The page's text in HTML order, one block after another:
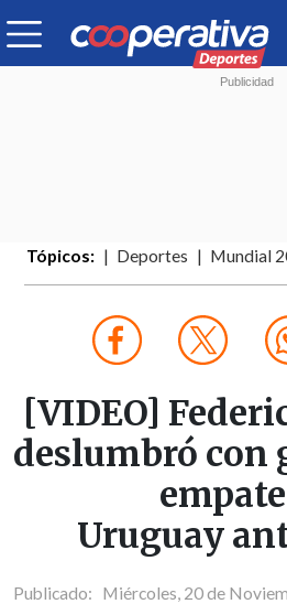
Tópicos: Deportes Mundial
[VIDEO]
deslumbró con
Uruguay
Publicado: Miércoles, 20 de